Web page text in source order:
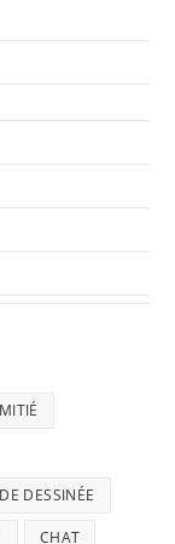
DESSINÉE
CHAT